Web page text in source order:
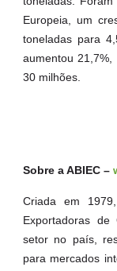
Europeia, um
toneladas para
aumentou
30 milhões.
Sobre a ABIEC –
Criada em
Exportadoras
setor no país,
para mercados